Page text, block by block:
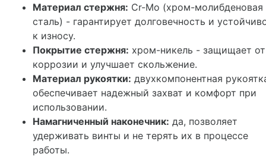
Материал стержня: Cr-Mo (хром-молибденовая
сталь) - гарантирует долговечность и
к износу.
Покрытие стержня: хром-никель - защищает от
коррозии и улучшает скольжение.
Материал рукоятки: двухкомпонентная
обеспечивает надежный захват и комфорт при
использовании.
Намагниченный наконечник: да, позволяет
удерживать винты и не терять их в процессе
работы.